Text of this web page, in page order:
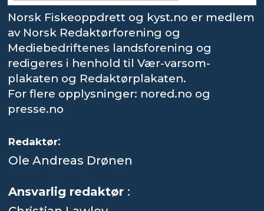
Norsk Fiskeoppdrett og kyst.no er medlem
av Norsk Redaktørforening og
Mediebedriftenes landsforening og
redigeres i henhold til Vær-varsom-
plakaten og Redaktørplakaten.
For flere opplysninger: nored.no og
presse.no
Redaktør:
Ole Andreas Drønen
Ansvarlig redaktør :